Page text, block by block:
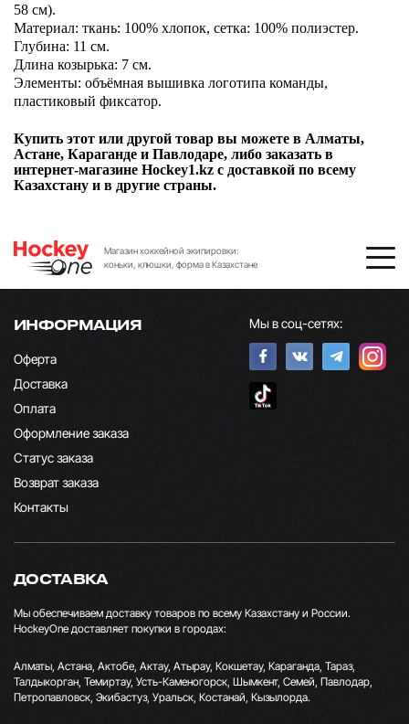
58 см).
Материал: ткань: 100% хлопок, сетка: 100% полиэстер.
Глубина: 11 см.
Длина козырька: 7 см.
Элементы: объёмная вышивка логотипа команды,
пластиковый фиксатор.
Купить этот или другой товар вы можете в Алматы,
Астане, Караганде и Павлодаре, либо заказать в
интернет-магазине Hockey1.kz с доставкой по всему
Казахстану и в другие страны.
Магазин хоккейной экипировки:
коньки, клюшки, форма в Казахстане
ИНФОРМАЦИЯ
Оферта
Доставка
Оплата
Оформление заказа
Статус заказа
Возврат заказа
Контакты
Мы в соц-сетях:
ДОСТАВКА
Мы обеспечиваем доставку товаров по всему Казахстану и России.
HockeyOne доставляет покупки в городах:
Алматы, Астана, Актобе, Актау, Атырау, Кокшетау, Караганда, Тараз,
Талдыкорган, Темиртау, Усть-Каменогорск, Шымкент, Семей, Павлодар,
Петропавловск, Экибастуз, Уральск, Костанай, Кызылорда.